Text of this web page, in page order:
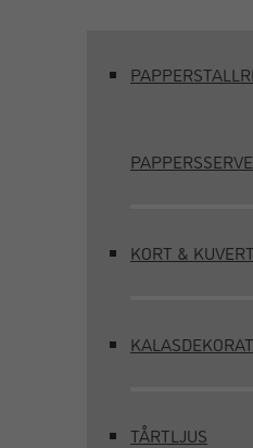
KORT & KUVERT
TÅRTLJUS